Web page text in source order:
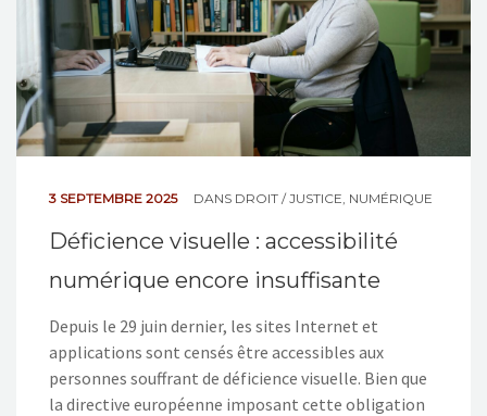
3 SEPTEMBRE 2025 DANS DROIT / JUSTICE NUMÉRIQUE
Déficience visuelle : accessibilité
numérique encore insuffisante
Depuis le 29 juin dernier, les sites Internet et
applications sont censés être accessibles aux
personnes souffrant de déficience visuelle. Bien que
la directive européenne imposant cette obligation